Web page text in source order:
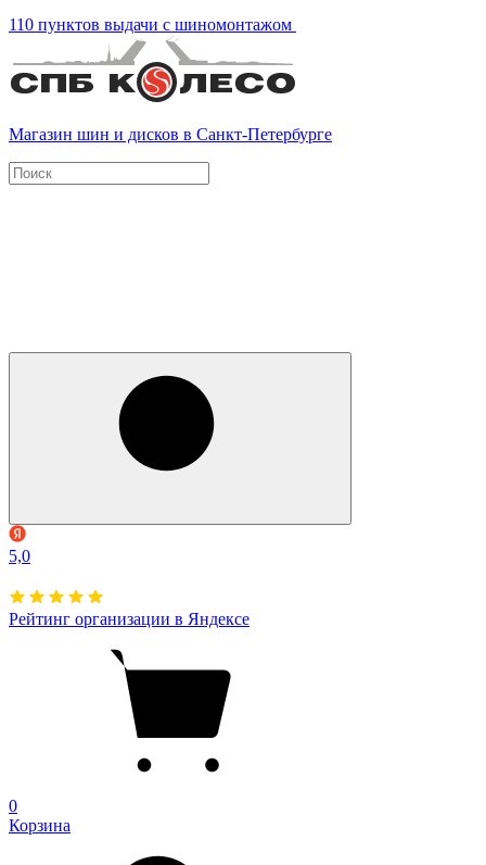
110 пунктов выдачи с шиномонтажом
Магазин шин и дисков в Санкт-Петербурге
5,0
Рейтинг организации в Яндексе
0
Корзина